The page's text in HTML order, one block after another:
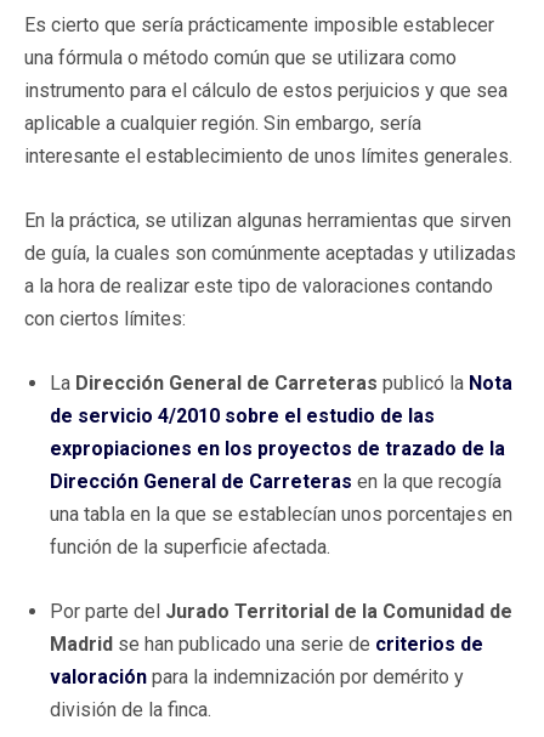
Es cierto que sería prácticamente imposible establecer
una fórmula o método común que se utilizara como
instrumento para el cálculo de estos perjuicios y que sea
aplicable a cualquier región. Sin embargo, sería
interesante el establecimiento de unos límites generales.
En la práctica, se utilizan algunas herramientas que sirven
de guía, la cuales son comúnmente aceptadas y utilizadas
a la hora de realizar este tipo de valoraciones contando
con ciertos límites:
La Dirección General de Carreteras publicó la Nota
de servicio 4/2010 sobre el estudio de las
expropiaciones en los proyectos de trazado de la
Dirección General de Carreteras en la que recogía
una tabla en la que se establecían unos porcentajes en
función de la superficie afectada.
Por parte del Jurado Territorial de la Comunidad de
Madrid se han publicado una serie de criterios de
valoración para la indemnización por demérito y
división de la finca.